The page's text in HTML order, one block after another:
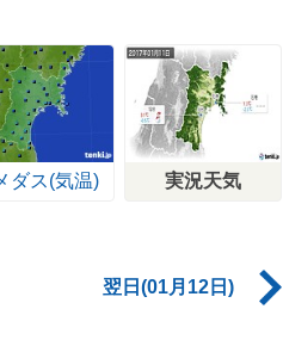
ダス(気温) 実況天気
翌日(01月12日)